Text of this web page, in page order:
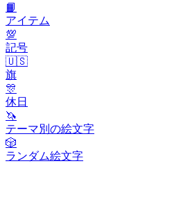
📙
アイテム
💯
記号
🇺🇸
旗
🎊
休日
🦄
テーマ別の絵文字
🎲
ランダム絵文字